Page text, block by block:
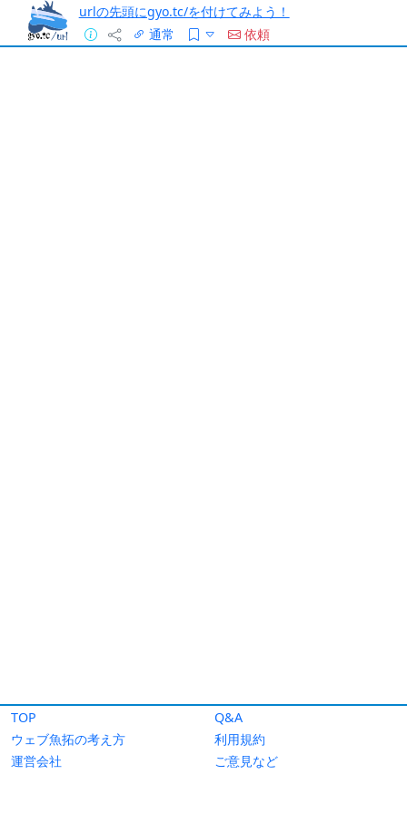
urlの先頭にgyo.tc/を付けてみよう！
通常
依頼
TOP
Q&A
ウェブ魚拓の考え方
利用規約
運営会社
ご意見など